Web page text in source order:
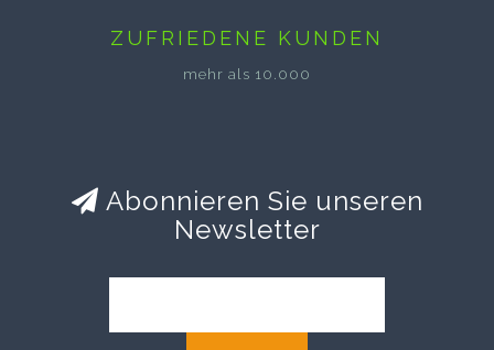
ZUFRIEDENE KUNDEN
mehr als 10.000
Abonnieren Sie unseren
Newsletter